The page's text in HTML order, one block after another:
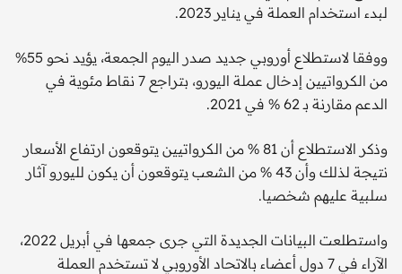
لبدء استخدام العملة في يناير 2023.
ووفقا لاستطلاع أوروبي جديد صدر اليوم الجمعة، يؤيد نحو 55%
من الكرواتيين إدخال عملة اليورو، بتراجع 7 نقاط مئوية في
الدعم مقارنة بـ 62 % في 2021.
وذكر الاستطلاع أن 81 % من الكرواتيين يتوقعون ارتفاع الأسعار
نتيجة لذلك وأن 43 % من الشعب يتوقعون أن يكون لليورو آثار
سلبية عليهم شخصيا.
واستطلعت البيانات الجديدة التي جرى جمعها في أبريل 2022،
الآراء في 7 دول أعضاء بالاتحاد الأوروبي لا تستخدم العملة